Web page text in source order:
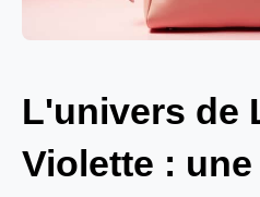
L'univers de
Violette :